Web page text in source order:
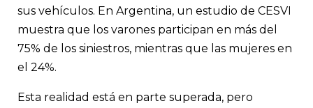
sus vehículos. En Argentina, un estudio de CESVI
muestra que los varones participan en más del
75% de los siniestros, mientras que las mujeres en
el 24%.
Esta realidad está en parte superada, pero